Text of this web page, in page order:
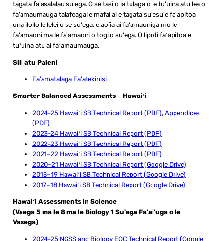
tagata fa'asalalau su'ega. O se tasi o ia tulaga o le tu'uina atu lea o
fa'amaumauga talafeagai e mafai ai e tagata su'esu'e fa'apitoa
ona iloilo le lelei o se su'ega, e aofia ai fa'amaoniga mo le
fa'amaoni ma le fa'amaoni o togi o su'ega. O lipoti faʻapitoa e
tuʻuina atu ai faʻamaumauga.
Sili atu Paleni
Fa'amatalaga Fa'atekinisi
Smarter Balanced Assessments – Hawaiʻi
2024-25 Hawaiʻi SB Technical Report (PDF), Appendices
(PDF)
2023-24 Hawaiʻi SB Technical Report (PDF)
2022-23 Hawaiʻi SB Technical Report (PDF)
2021–22 Hawaiʻi SB Technical Report (PDF)
2020–21 Hawaiʻi SB Technical Report (Google Drive)
2018–19 Hawaiʻi SB Technical Report (Google Drive)
2017–18 Hawaiʻi SB Technical Report (Google Drive)
Hawaiʻi Assessments in Science
(Vaega 5 ma le 8 ma le Biology 1 Su'ega Fa'ai'uga o le
Vasega)
2024-25 NGSS and Biology EOC Technical Report (Google